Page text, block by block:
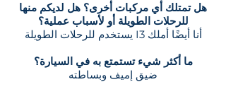
هل تمتلك أي مركبات أخرى؟ هل لديكم منها
للرحلات الطويلة أو لأسباب عملية؟
أنا أيضًا أملك I3 يستخدم للرحلات الطويلة
ما أكثر شيء تستمتع به في السيارة؟
ضيق إميف وبساطته